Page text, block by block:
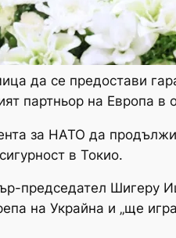
да се предостави
партньор на Европа в
за НАТО да
в Токио.
председател Шигеру
на Украйна и „ще